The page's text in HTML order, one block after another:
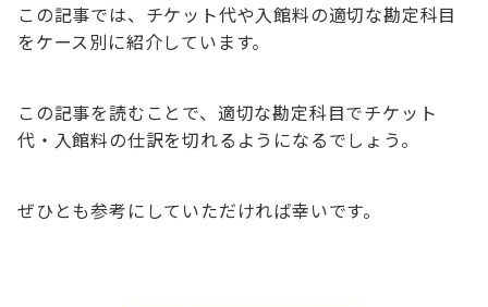
この記事では、チケット代や入館料の適切な勘定科目
をケース別に紹介しています。
この記事を読むことで、適切な勘定科目でチケット
代・入館料の仕訳を切れるようになるでしょう。
ぜひとも参考にしていただければ幸いです。